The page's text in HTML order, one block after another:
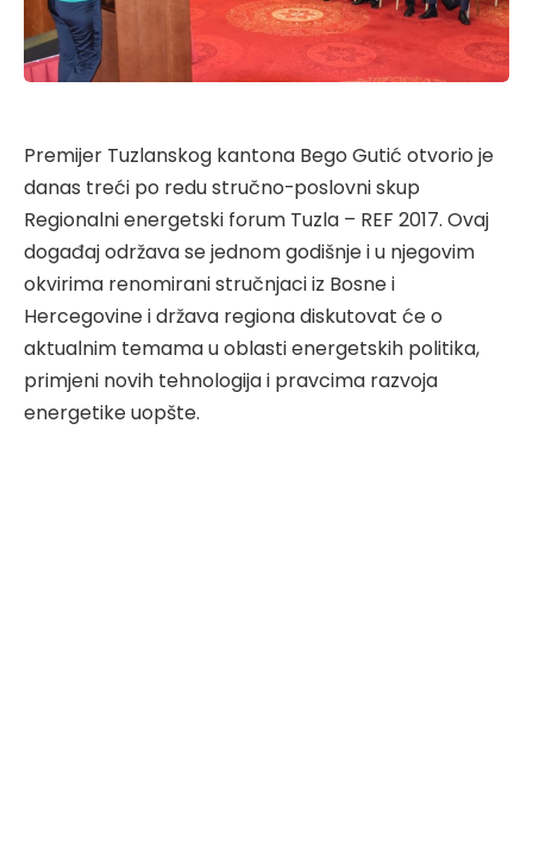
Premijer Tuzlanskog kantona Bego Gutić otvorio je
danas treći po redu stručno-poslovni skup
Regionalni energetski forum Tuzla – REF 2017. Ovaj
događaj održava se jednom godišnje i u njegovim
okvirima renomirani stručnjaci iz Bosne i
Hercegovine i država regiona diskutovat će o
aktualnim temama u oblasti energetskih politika,
primjeni novih tehnologija i pravcima razvoja
energetike uopšte.